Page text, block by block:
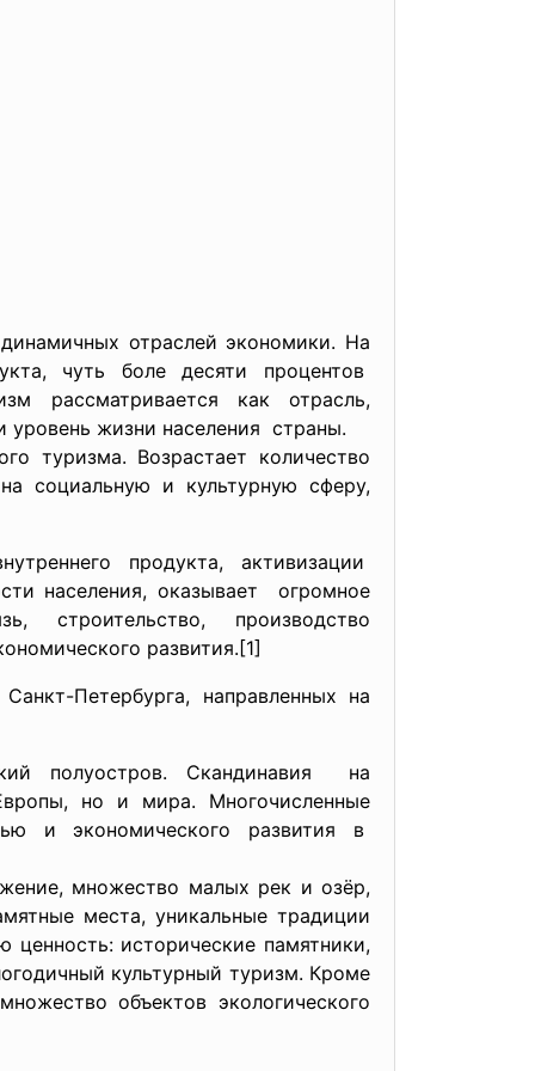
отраслей экономики. На
чуть боле десяти процентов
как отрасль,
жизни населения страны.
туризма. Возрастает количество
социальную и культурную сферу,
продукта, активизации
населения, оказывает огромное
производство
развития.[1]
Петербурга, направленных на
полуостров. Скандинавия на
но и мира. Многочисленные
и экономического развития в
множество малых рек и озёр,
места, уникальные традиции
ценность: исторические памятники,
культурный туризм. Кроме
объектов экологического